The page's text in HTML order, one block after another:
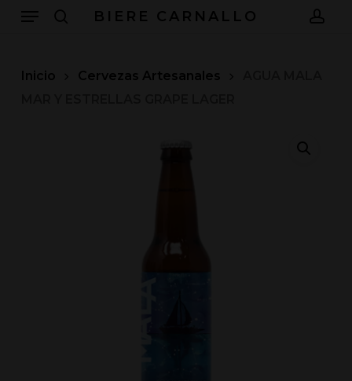
Skip
content
BIERE CARNALLO
Menu
Inicio Cervezas Artesanales